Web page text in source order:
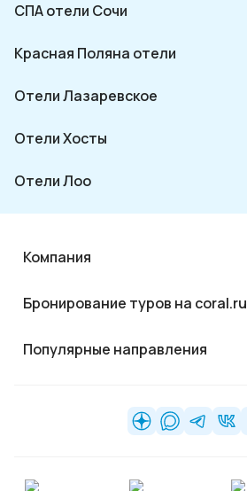
СПА отели Сочи
Красная Поляна отели
Отели Лазаревское
Отели Хосты
Отели Лоо
Компания
Бронирование туров на coral.ru
Популярные направления